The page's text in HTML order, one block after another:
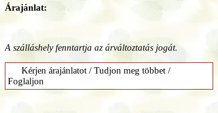
Árajánlat:
A szálláshely fenntartja az árváltoztatás jogát.
Kérjen árajánlatot / Tudjon meg többet /
Foglaljon